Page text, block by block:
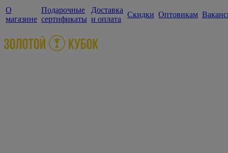
О
магазине
Подарочные
сертификаты
Доставка
и оплата
Скидки Оптовикам